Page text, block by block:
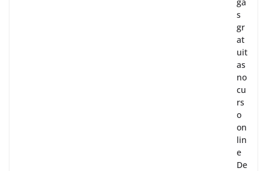
s
gr
at
uit
as
no
cu
rs
o
on
lin
e
De